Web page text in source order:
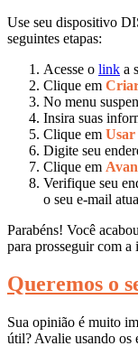
Use seu dispositivo
seguintes etapas:
Acesse o link a
Clique em
No menu
Insira suas
Clique em Usar
Digite seu
Clique em
Verifique seu
o seu e-mail
Parabéns! Você
para prosseguir com a
Queremos o
Sua opinião é muito
útil? Avalie usando os